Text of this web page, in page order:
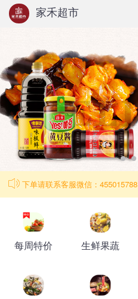
家禾超市
下单请联系客服微信：455015788
每周特价 生鲜果蔬